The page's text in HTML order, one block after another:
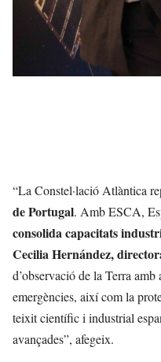
“La Constel·lació Atlàntica
de Portugal. Amb ESCA,
consolida capacitats
Cecilia Hernández,
d’observació de la Terra
emergències, així com la
teixit científic i industrial
avançades”, afegeix.